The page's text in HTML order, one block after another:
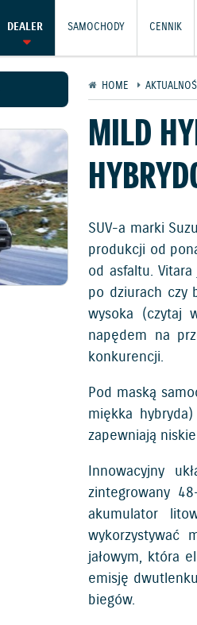
DEALER SAMOCHODY CENNIK
HOME
MILD
SUV-a marki
produkcji od
od asfaltu.
po dziurach czy
wysoka (czytaj
napędem na
konkurencji.
Pod maską
miękka
zapewniają
Innowacyjny
zintegrowany
akumulator
wykorzystywać
jałowym, która
emisję
biegów.